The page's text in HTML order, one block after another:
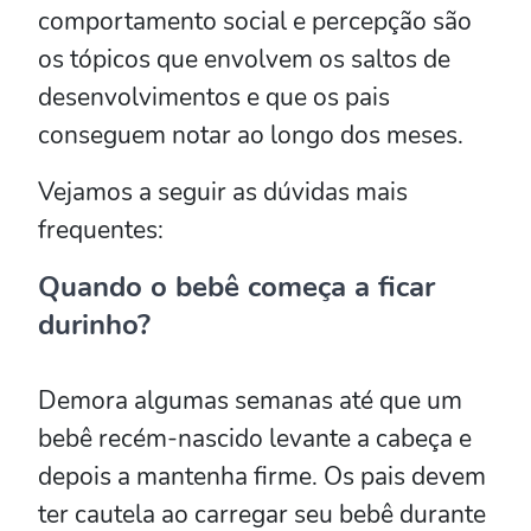
comportamento social e percepção são
os tópicos que envolvem os saltos de
desenvolvimentos e que os pais
conseguem notar ao longo dos meses.
Vejamos a seguir as dúvidas mais
frequentes:
Quando o bebê começa a ficar
durinho?
Demora algumas semanas até que um
bebê recém-nascido levante a cabeça e
depois a mantenha firme. Os pais devem
ter cautela ao carregar seu bebê durante